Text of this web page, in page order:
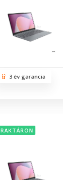
3 év garancia
RAKTÁRON